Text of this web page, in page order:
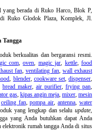
yang berada di Ruko Harco, Blok P,
Ruko Glodok Plaza, Komplek, Jl.
Tangga
berkualitas dan bergaransi resmi.
com,oven, magic jar, kettle,food
fan, ventilating fan, wall exhaust
, blender, cookware set,dispenser,
bread maker, air purifier, frying pan,
gas, kipas angin meja, mixer,mesin
ceiling fan,pompa air,antenna,water
yang lengkap dan selalu update,
yang Anda butuhkan dapat Anda
elektronik rumah tangga Anda di situs